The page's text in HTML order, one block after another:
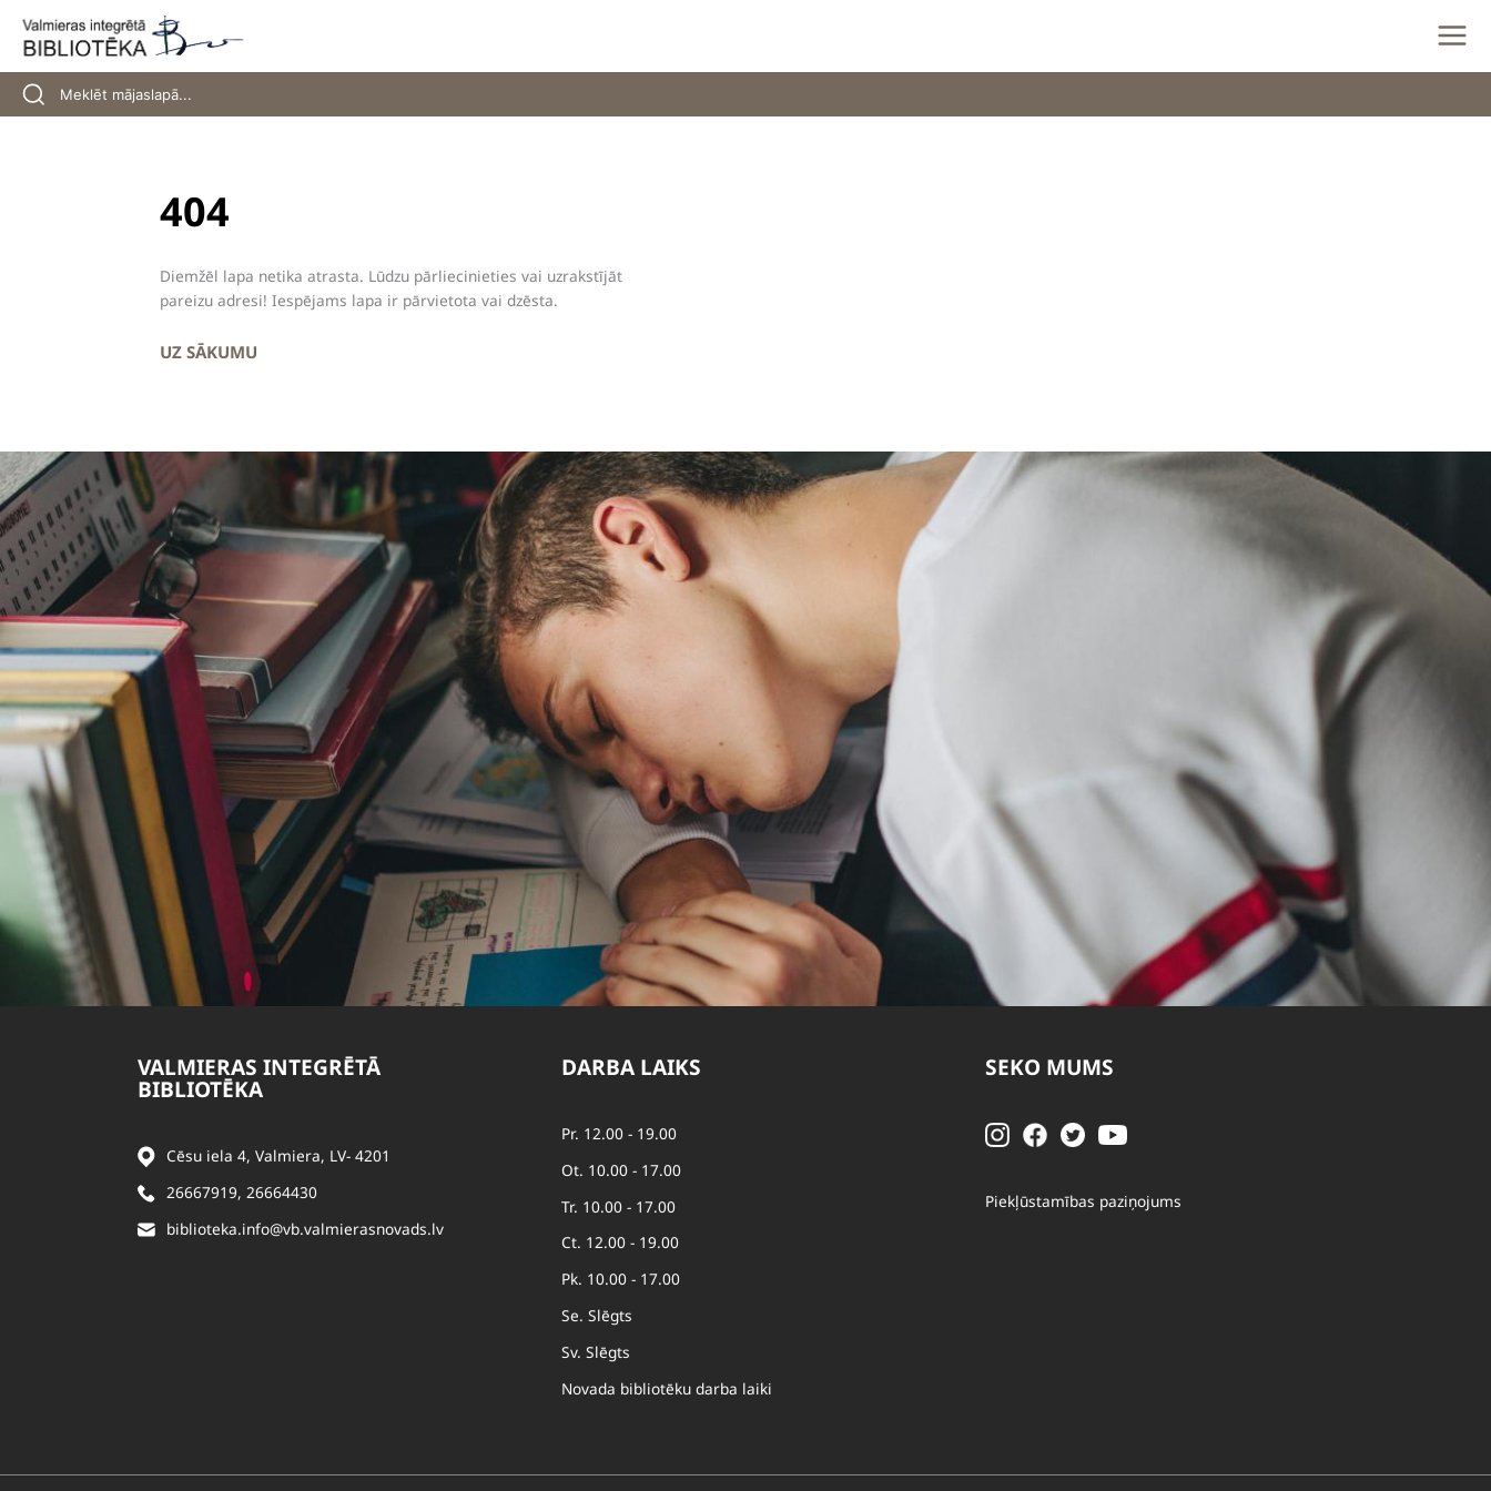
content
404
Diemžēl lapa netika atrasta. Lūdzu pārliecinieties vai uzrakstījāt
pareizu adresi! Iespējams lapa ir pārvietota vai dzēsta.
UZ SĀKUMU
VALMIERAS INTEGRĒTĀ
BIBLIOTĒKA
Cēsu iela 4, Valmiera, LV- 4201
26667919, 26664430
biblioteka.info@vb.valmierasnovads.lv
DARBA LAIKS
Pr. 12.00 - 19.00
Ot. 10.00 - 17.00
Tr. 10.00 - 17.00
Ct. 12.00 - 19.00
Pk. 10.00 - 17.00
Se. Slēgts
Sv. Slēgts
Novada bibliotēku darba laiki
SEKO MUMS
Piekļūstamības paziņojums